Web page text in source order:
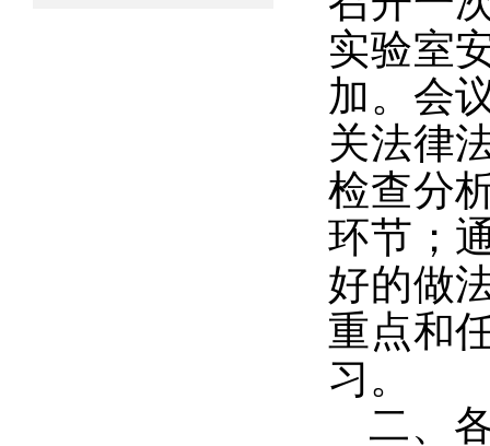
实验室
加。 会
关法律
检查分
环节；
好的做
重点和
习。
二、